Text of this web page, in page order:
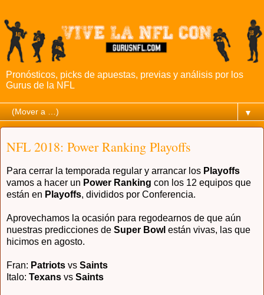
Pronósticos, picks de apuestas, previas y análisis por los
Gurus de la NFL
▼
NFL 2018: Power Ranking Playoffs
Para cerrar la temporada regular y arrancar los Playoffs
vamos a hacer un Power Ranking con los 12 equipos que
están en Playoffs, divididos por Conferencia.
Aprovechamos la ocasión para regodearnos de que aún
nuestras predicciones de Super Bowl están vivas, las que
hicimos en agosto.
Fran: Patriots vs Saints
Italo: Texans vs Saints